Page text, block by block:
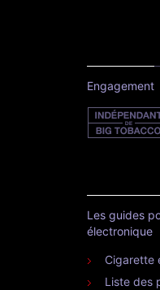
Engagement
Les guides
électronique
Cigarette
Liste des